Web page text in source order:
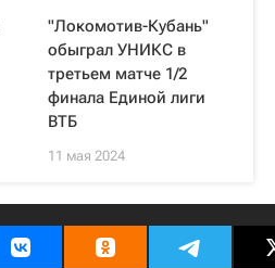
"Локомотив-Кубань"
обыграл УНИКС в
третьем матче 1/2
финала Единой лиги
ВТБ
11 мая 2024